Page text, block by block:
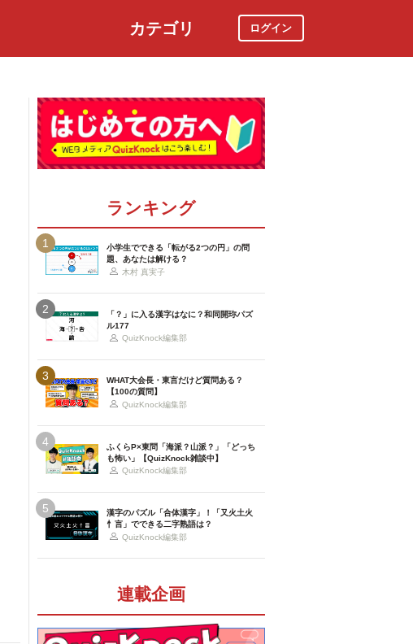
カテゴリ ログイン
ランキング
1
小学生でできる「転がる2つの円」の問
題、あなたは解ける？
木村 真実子
2
「？」に入る漢字はなに？和同開珎パズ
ル177
QuizKnock編集部
3
WHAT大会長・東言だけど質問ある？
【100の質問】
QuizKnock編集部
4
ふくらP×東問「海派？山派？」「どっち
も怖い」【QuizKnock雑談中】
QuizKnock編集部
5
漢字のパズル「合体漢字」！「又火土火
忄言」でできる二字熟語は？
QuizKnock編集部
連載企画